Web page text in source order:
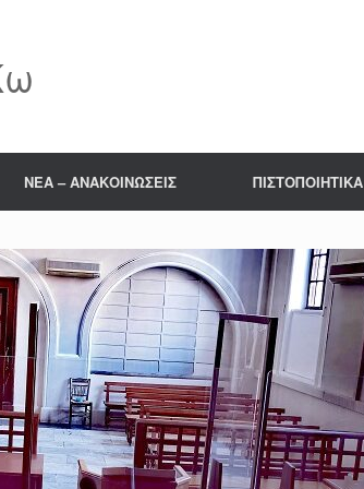
NΕΑ – ΑΝΑΚΟΙΝΩΣΕΙΣ ΠΙΣΤΟΠΟΙΗΤΙΚΑ